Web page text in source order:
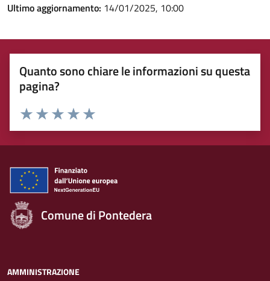
Ultimo aggiornamento: 14/01/2025, 10:00
Quanto sono chiare le informazioni su questa
pagina?
Rating:
Valuta 5 stelle su 5
Valuta 4 stelle su 5
Valuta 3 stelle su 5
Valuta 2 stelle su 5
Valuta 1 stelle su 5
Comune di Pontedera
AMMINISTRAZIONE